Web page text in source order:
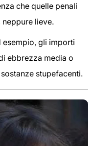
che quelle penali
lieve.
esempio, gli importi
ebbrezza media o
stupefacenti.